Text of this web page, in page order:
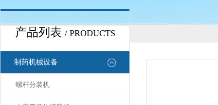
产品列表 / PRODUCTS
制药机械设备
螺杆分装机